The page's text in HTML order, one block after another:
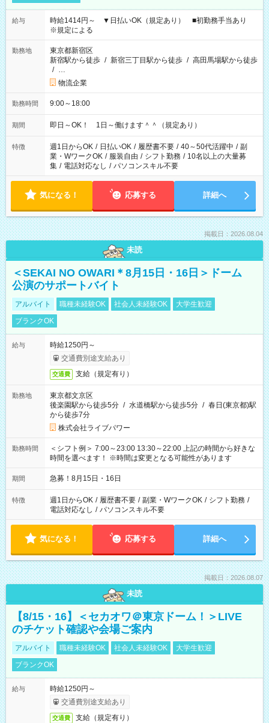
給与
時給1414円～ ▼日払いOK（規定あり） ■初勤務手当あり
※規定による
勤務地
東京都新宿区
新宿駅から徒歩 / 新宿三丁目駅から徒歩 / 高田馬場駅から徒歩
/ …
物流企業
勤務時間 9:00～18:00
期間 即日～OK！ 1日～働けます＾＾（規定あり）
特徴 週1日からOK / 日払いOK / 履歴書不要 / 40～50代活躍中 / 副
業・WワークOK / 服装自由 / シフト勤務 / 10名以上の大量募
集 / 電話対応なし / パソコンスキル不要
気になる！ 応募する 詳細へ
掲載日：2026.08.04
未読
＜SEKAI NO OWARI＊8月15日・16日＞ドーム
公演のサポートバイト
アルバイト 職種未経験OK 社会人未経験OK
大学生歓迎
ブランクOK
給与
時給1250円～
交通費別途支給あり
交通費 支給（規定有り）
勤務地
東京都文京区
後楽園駅から徒歩5分 / 水道橋駅から徒歩5分 / 春日(東京都)駅
から徒歩7分
株式会社ライブパワー
勤務時間
＜シフト例＞ 7:00～23:00 13:30～22:00 上記の時間から好きな
時間を選べます！ ※時間は変更となる可能性があります
期間 急募！8月15日・16日
特徴 週1日からOK / 履歴書不要 / 副業・WワークOK / シフト勤務 /
電話対応なし / パソコンスキル不要
気になる！ 応募する 詳細へ
掲載日：2026.08.07
未読
【8/15・16】＜セカオワ＠東京ドーム！＞LIVE
のチケット確認や会場ご案内
アルバイト 職種未経験OK 社会人未経験OK
大学生歓迎
ブランクOK
給与
時給1250円～
交通費別途支給あり
交通費 支給（規定有り）